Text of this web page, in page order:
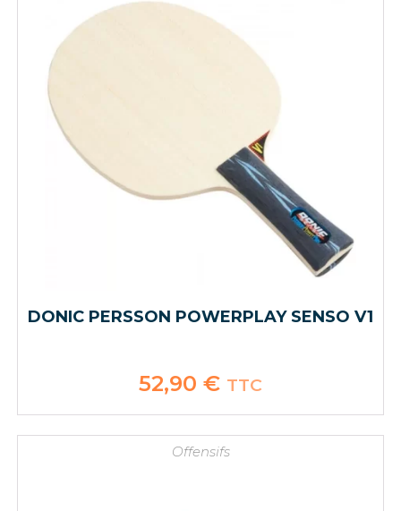
DONIC PERSSON POWERPLAY SENSO V1
52,90 € TTC
Offensifs